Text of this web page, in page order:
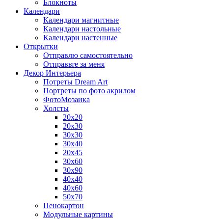
Блокноты
Календари
Календари магнитные
Календари настольные
Календари настенные
Открытки
Отправлю самостоятельно
Отправьте за меня
Декор Интерьера
Потреты Dream Art
Портреты по фото акрилом
ФотоМозаика
Холсты
20х20
20х30
30х30
30х40
20х45
30х60
30х90
40х40
40х60
50х70
Пенокартон
Модульные картины